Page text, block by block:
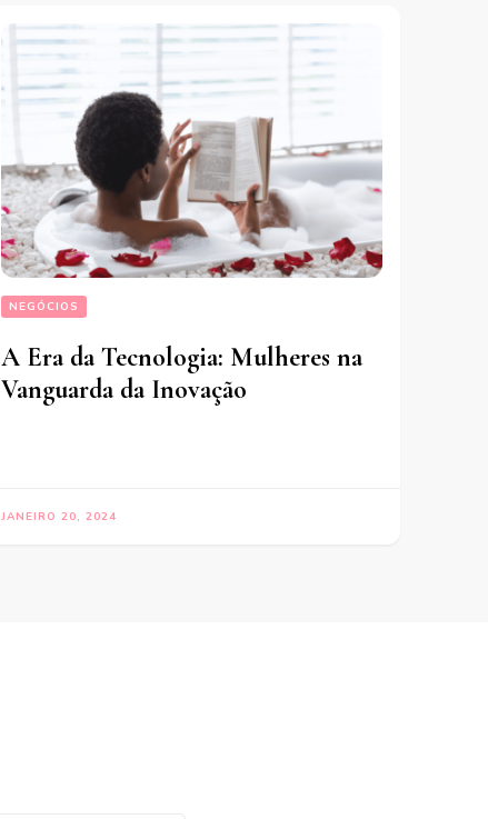
NEGÓCIOS
A Era da Tecnologia: Mulheres na
Vanguarda da Inovação
JANEIRO 20, 2024